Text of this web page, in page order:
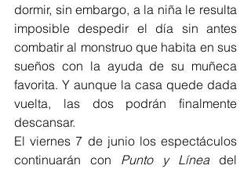
dormir, sin embargo, a la niña le resulta
imposible despedir el día sin antes
combatir al monstruo que habita en sus
sueños con la ayuda de su muñeca
favorita. Y aunque la casa quede dada
vuelta, las dos podrán finalmente
descansar.
El viernes 7 de junio los espectáculos
continuarán con Punto y Línea del